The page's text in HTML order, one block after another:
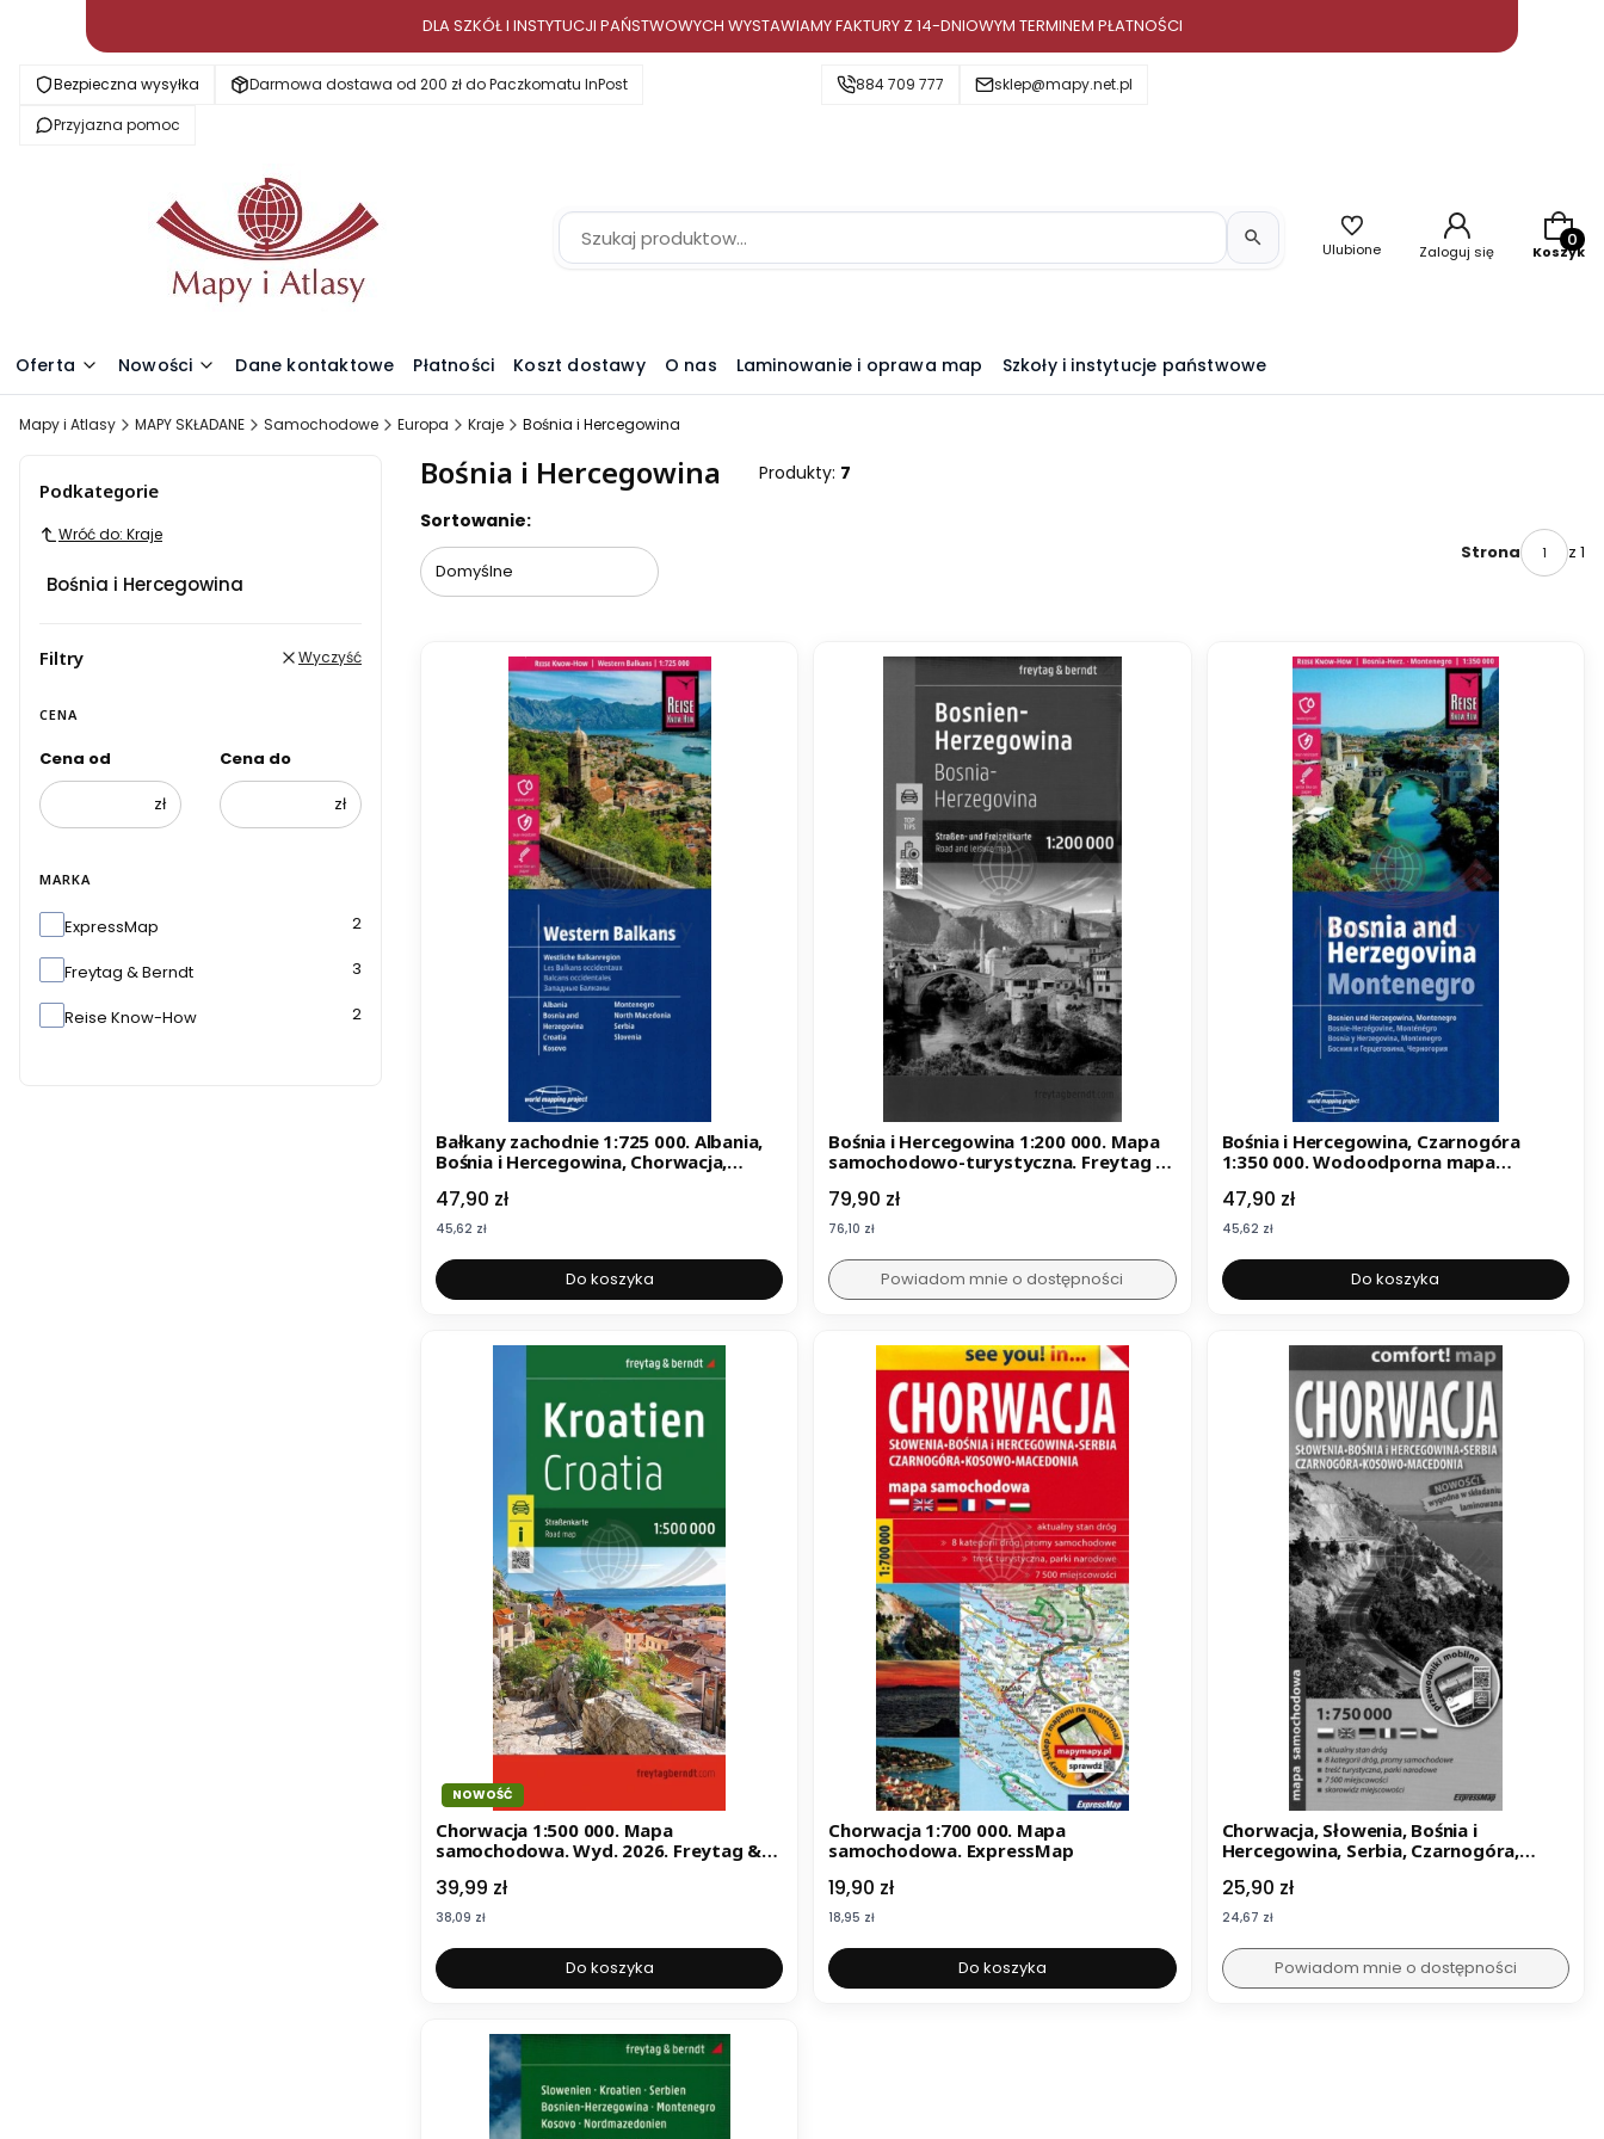
DLA SZKÓŁ I INSTYTUCJI PAŃSTWOWYCH WYSTAWIAMY FAKTURY Z 14-DNIOWYM TERMINEM PŁATNOŚCI
Bezpieczna wysyłka
Darmowa dostawa od 200 zł do Paczkomatu InPost
Przyjazna pomoc
884 709 777 sklep@mapy.net.pl
Ulubione Zaloguj się Koszyk
Oferta Nowości Dane kontaktowe Płatności Koszt dostawy O nas Laminowanie i oprawa map Szkoły i instytucje państwowe
Mapy i Atlasy MAPY SKŁADANE Samochodowe Europa Kraje Bośnia i Hercegowina
Podkategorie
Wróć do: Kraje
Bośnia i Hercegowina
Filtry Wyczyść
CENA
Cena od
zł
Cena do
zł
MARKA
Marka
ExpressMap 2
Freytag & Berndt 3
Reise Know-How 2
Bośnia i Hercegowina Produkty: 7
Lista produktów
Sortowanie:
Domyślne
Strona z 1
Bałkany zachodnie 1:725 000. Albania,
Bośnia i Hercegowina, Chorwacja,
Serbia, Słowenia. Wodoodporna mapa
samochodowo. Reise Know-How
Cena
47,90 zł
Cena
45,62 zł
Do koszyka
Bośnia i Hercegowina 1:200 000. Mapa
samochodowo-turystyczna. Freytag &
Cena
79,90 zł
Cena
76,10 zł
Powiadom mnie o dostępności
Bośnia i Hercegowina, Czarnogóra
1:350 000. Wodoodporna mapa
2025. Reise Know-How
Cena
47,90 zł
Cena
45,62 zł
Do koszyka
NOWOŚĆ
Chorwacja 1:500 000. Mapa
samochodowa. Wyd. 2026. Freytag &
Cena
39,99 zł
Cena
38,09 zł
Do koszyka
Chorwacja 1:700 000. Mapa
samochodowa. ExpressMap
Cena
19,90 zł
Cena
18,95 zł
Do koszyka
Chorwacja, Słowenia, Bośnia i
Hercegowina, Serbia, Czarnogóra,
mapa samochodowo-turystyczna.
ExpressMap
Cena
25,90 zł
Cena
24,67 zł
Powiadom mnie o dostępności